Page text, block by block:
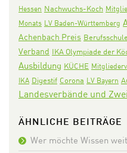
Hessen Nachwuchs-Koch
Monats LV Baden-Württemberg
Achenbach Preis
Verband IKA Olympiade der
Ausbildung KÜCHE
IKA Digestif Corona LV Bayern
Landesverbände und
ÄHNLICHE BEITRÄGE
Wer möchte Wissen